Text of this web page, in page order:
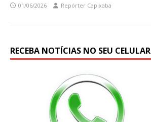
01/06/2026 Repórter Capixaba
RECEBA NOTÍCIAS NO SEU CELULAR